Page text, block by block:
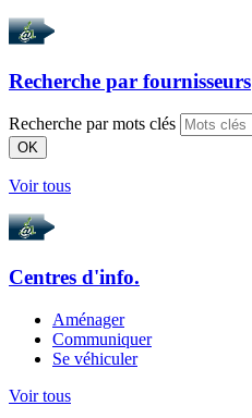
Recherche par fournisseurs
Recherche par mots clés
OK
Voir tous
Centres d'info.
Aménager
Communiquer
Se véhiculer
Voir tous